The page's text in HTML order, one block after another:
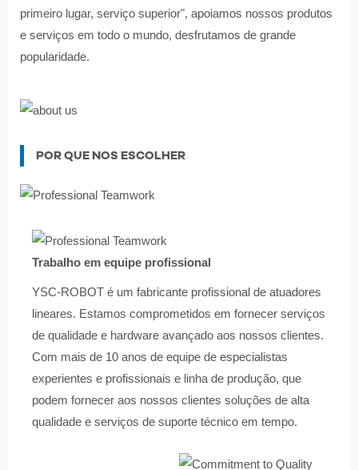
primeiro lugar, serviço superior", apoiamos nossos produtos
e serviços em todo o mundo, desfrutamos de grande
popularidade.
POR QUE NOS ESCOLHER
Trabalho em equipe profissional
YSC-ROBOT é um fabricante profissional de atuadores
lineares. Estamos comprometidos em fornecer serviços
de qualidade e hardware avançado aos nossos clientes.
Com mais de 10 anos de equipe de especialistas
experientes e profissionais e linha de produção, que
podem fornecer aos nossos clientes soluções de alta
qualidade e serviços de suporte técnico em tempo.